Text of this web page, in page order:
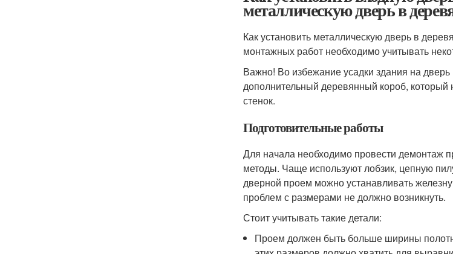
металлическую дверь в
Как установить металлическую дверь в
монтажных работ необходимо учитывать
Важно! Во избежание усадки здания на
дополнительный деревянный короб,
стенок.
Подготовительные работы
Для начала необходимо провести демонтаж
методы. Чаще используют лобзик, цепную
дверной проем можно устанавливать
проблем с размерами не должно возникнуть.
Стоит учитывать такие детали:
Проем должен быть больше ширины